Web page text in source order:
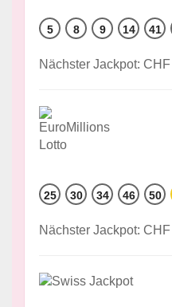
5 8 9 14 41
Nächster Jackpot:
25 30 34 46 50
Nächster Jackpot: